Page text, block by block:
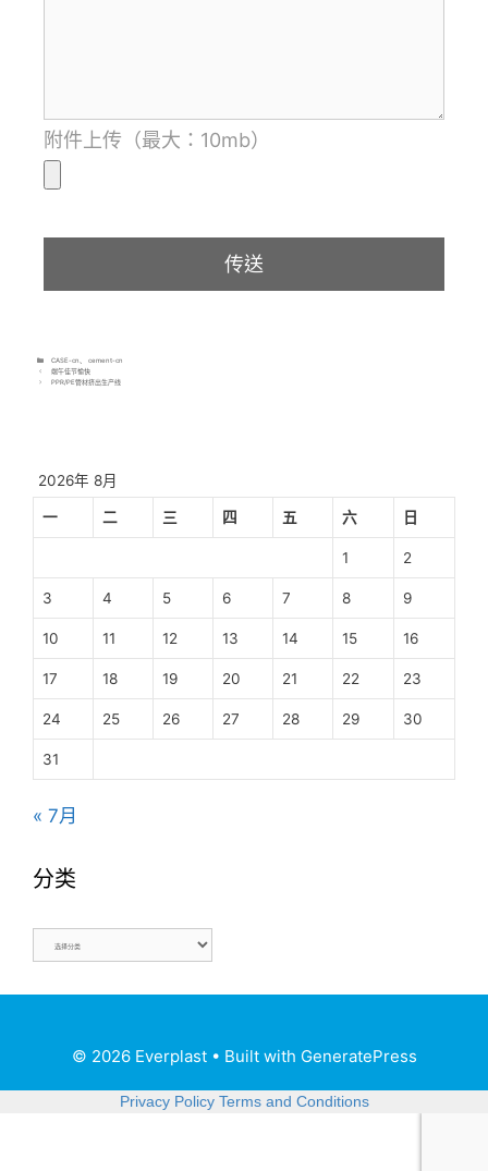
附件上传（最大：10mb）
CASE-cn
cement-cn
端午佳节愉快
PPR/PE管材挤出生产线
2026年 8月
一 二 三 四 五 六 日
1 2
3 4 5 6 7 8 9
10 11 12 13 14 15 16
17 18 19 20 21 22 23
24 25 26 27 28 29 30
31
« 7月
分类
© 2026 Everplast• Built with GeneratePress
Privacy Policy Terms and Conditions